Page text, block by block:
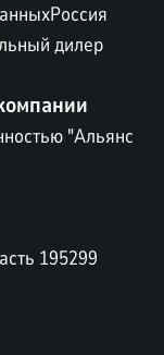
Россия
дилер
"Альянс
195299